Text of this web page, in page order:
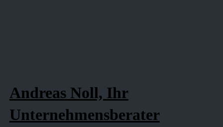
Andreas Noll, Ihr
Unternehmensberater